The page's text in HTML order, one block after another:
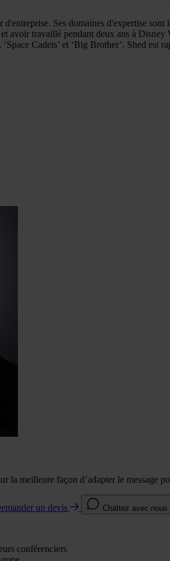
d'entreprise. Ses domaines
avoir travaillé pendant deux ans à
Cadets’ et ‘Big Brother’. Shed
la meilleure façon d’adapter le message
un devis Chattez avec nous
conférenciers